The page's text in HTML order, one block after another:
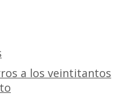
a los veintitantos